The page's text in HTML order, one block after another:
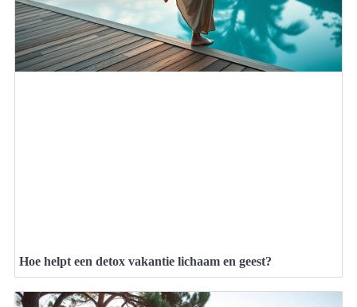
Hoe helpt een detox vakantie lichaam en geest?